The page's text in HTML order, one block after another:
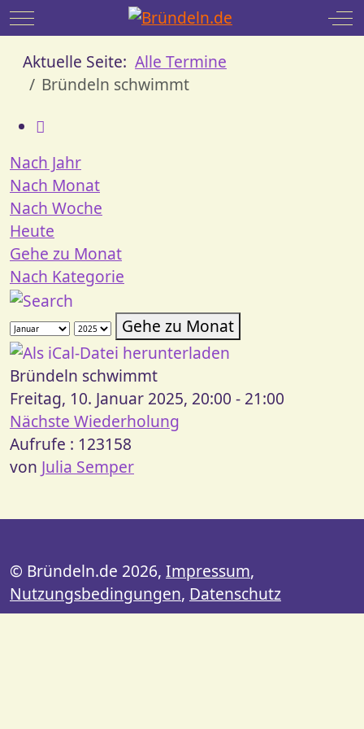
Mobile Menu Toggle
Aktuelle Seite: Alle Termine
Bründeln schwimmt
Nach Jahr
Nach Monat
Nach Woche
Heute
Gehe zu Monat
Nach Kategorie
Gehe zu Monat
Bründeln schwimmt
Freitag, 10. Januar 2025, 20:00 - 21:00
Nächste Wiederholung
Aufrufe : 123158
von Julia Semper
© Bründeln.de 2026, Impressum,
Nutzungsbedingungen, Datenschutz